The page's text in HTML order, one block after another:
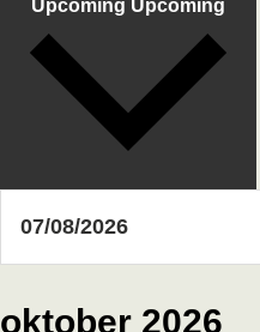
Upcoming Upcoming
oktober 2026